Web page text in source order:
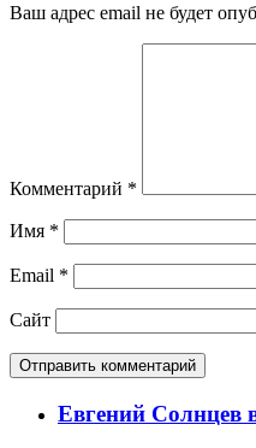
Ваш адрес email не будет
Комментарий *
Имя *
Email *
Сайт
Евгений Солнцев